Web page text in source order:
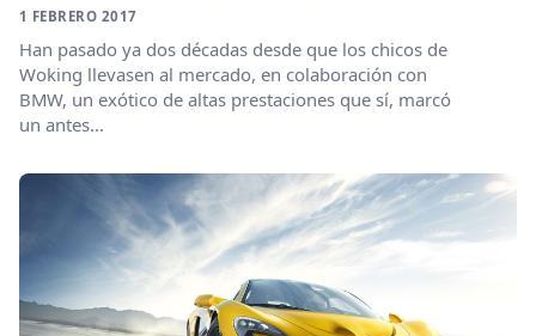
1 FEBRERO 2017
Han pasado ya dos décadas desde que los chicos de
Woking llevasen al mercado, en colaboración con
BMW, un exótico de altas prestaciones que sí, marcó
un antes...